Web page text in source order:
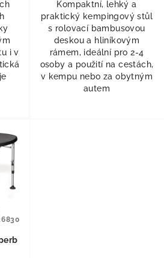
i v
Kompaktní, lehký a
praktický kempingový stůl
s rolovací bambusovou
deskou a hliníkovým
rámem, ideální pro 2-4
osoby a použití na cestách,
v kempu nebo za obytným
autem